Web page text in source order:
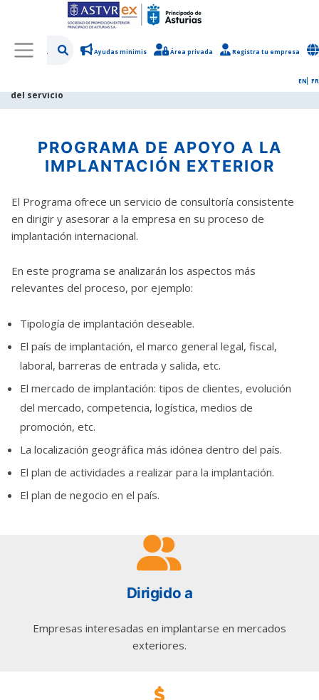
Ayudas minimis Área privada Registra tu empresa
EN FR
del servicio
PROGRAMA DE APOYO A LA
IMPLANTACIÓN EXTERIOR
El Programa ofrece un servicio de consultoría consistente
en dirigir y asesorar a la empresa en su proceso de
implantación internacional.
En este programa se analizarán los aspectos más
relevantes del proceso, por ejemplo:
Tipología de implantación deseable.
El país de implantación, el marco general legal, fiscal,
laboral, barreras de entrada y salida, etc.
El mercado de implantación: tipos de clientes, evolución
del mercado, competencia, logística, medios de
promoción, etc.
La localización geográfica más idónea dentro del país.
El plan de actividades a realizar para la implantación.
El plan de negocio en el país.
Dirigido a
Empresas interesadas en implantarse en mercados
exteriores.